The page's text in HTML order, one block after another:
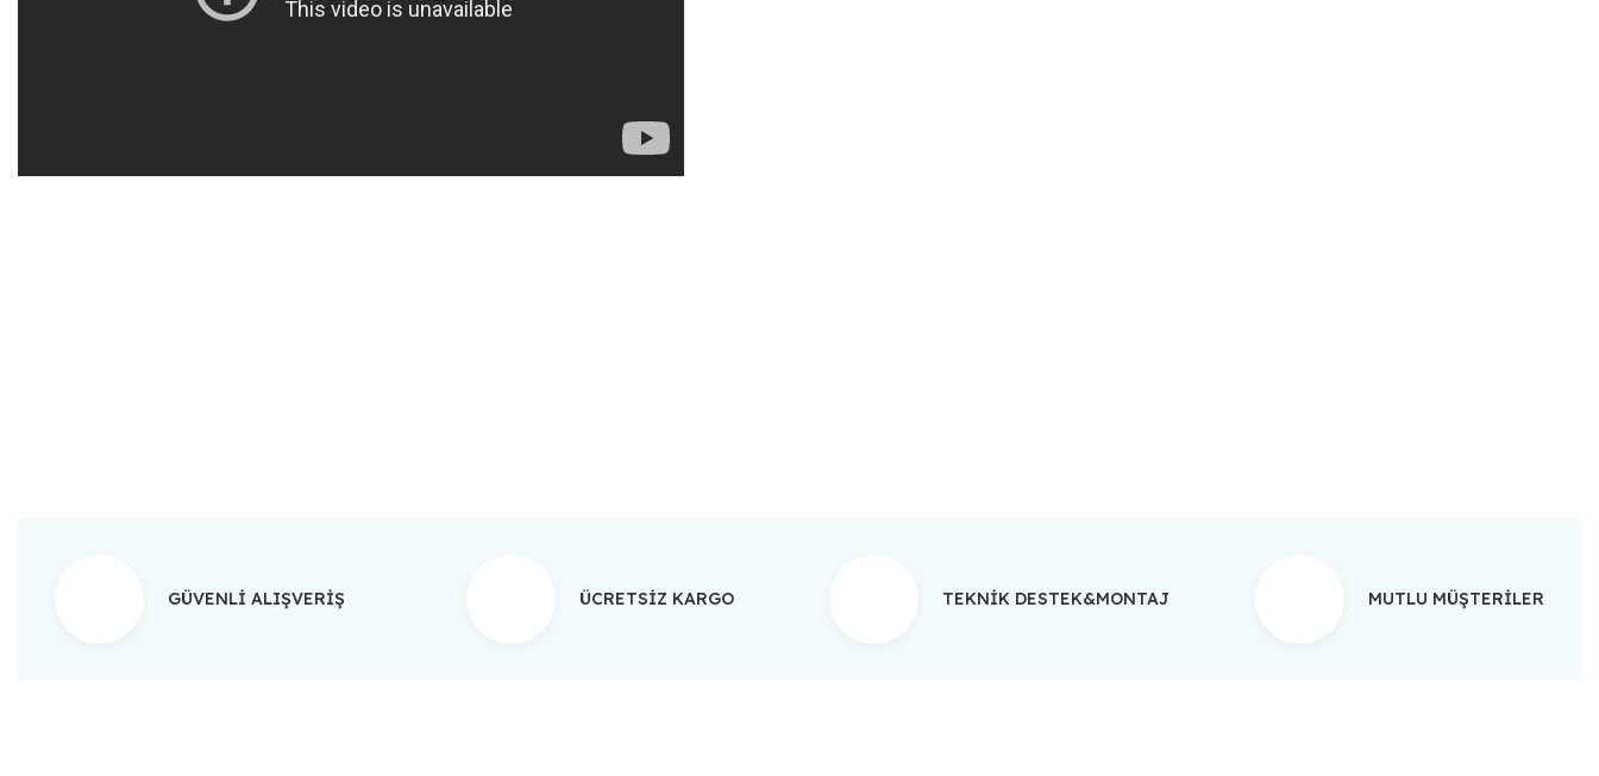
GÜVENLİ ALIŞVERİŞ ÜCRETSİZ KARGO TEKNİK DESTEK&MONTAJ MUTLU MÜŞTERİLER